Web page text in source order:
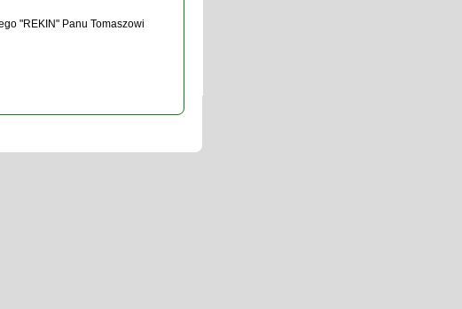
"REKIN" Panu Tomaszowi